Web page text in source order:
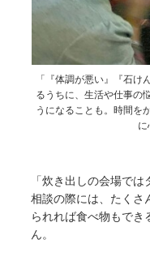
「『体調が悪い』『石
るうちに、生活や仕事の
うになることも。時間を
に
「炊き出しの会場で
相談の際には、たくさ
られれば食べ物もでき
ん。